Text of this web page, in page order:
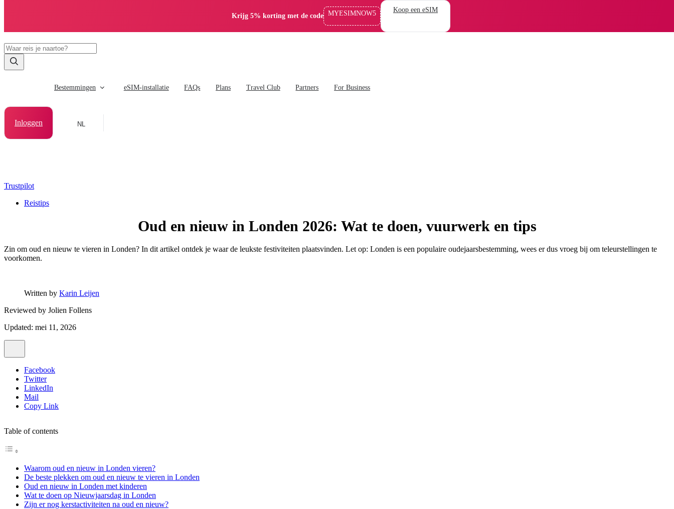
Krijg 5% korting met de code MYESIMNOW5 Koop een eSIM
Bestemmingen eSIM-installatie FAQs Plans Travel Club Partners For Business
Inloggen NL
Trustpilot
Reistips
Oud en nieuw in Londen 2026: Wat te doen, vuurwerk en tips
Zin om oud en nieuw te vieren in Londen? In dit artikel ontdek je waar de leukste festiviteiten plaatsvinden. Let op: Londen is een populaire oudejaarsbestemming, wees er dus vroeg bij om teleurstellingen te
voorkomen.
Written by Karin Leijen
Reviewed by Jolien Follens
Updated: mei 11, 2026
Facebook
Twitter
LinkedIn
Mail
Copy Link
Table of contents
Waarom oud en nieuw in Londen vieren?
De beste plekken om oud en nieuw te vieren in Londen
Oud en nieuw in Londen met kinderen
Wat te doen op Nieuwjaarsdag in Londen
Zijn er nog kerstactiviteiten na oud en nieuw?